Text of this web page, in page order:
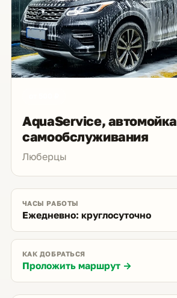
AquaService, автомойка
самообслуживания
Люберцы
ЧАСЫ РАБОТЫ
Ежедневно: круглосуточно
КАК ДОБРАТЬСЯ
Проложить маршрут →